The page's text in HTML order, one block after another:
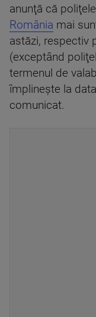
anunţă că
România mai
astăzi, respectiv
(exceptând
termenul de
împlineşte la
comunicat.